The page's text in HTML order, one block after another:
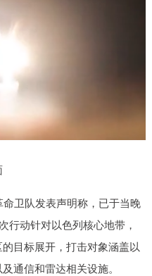
卫队发表声明称，已于当晚
行动针对以色列核心地带，
目标展开，打击对象涵盖以
通信和雷达相关设施。